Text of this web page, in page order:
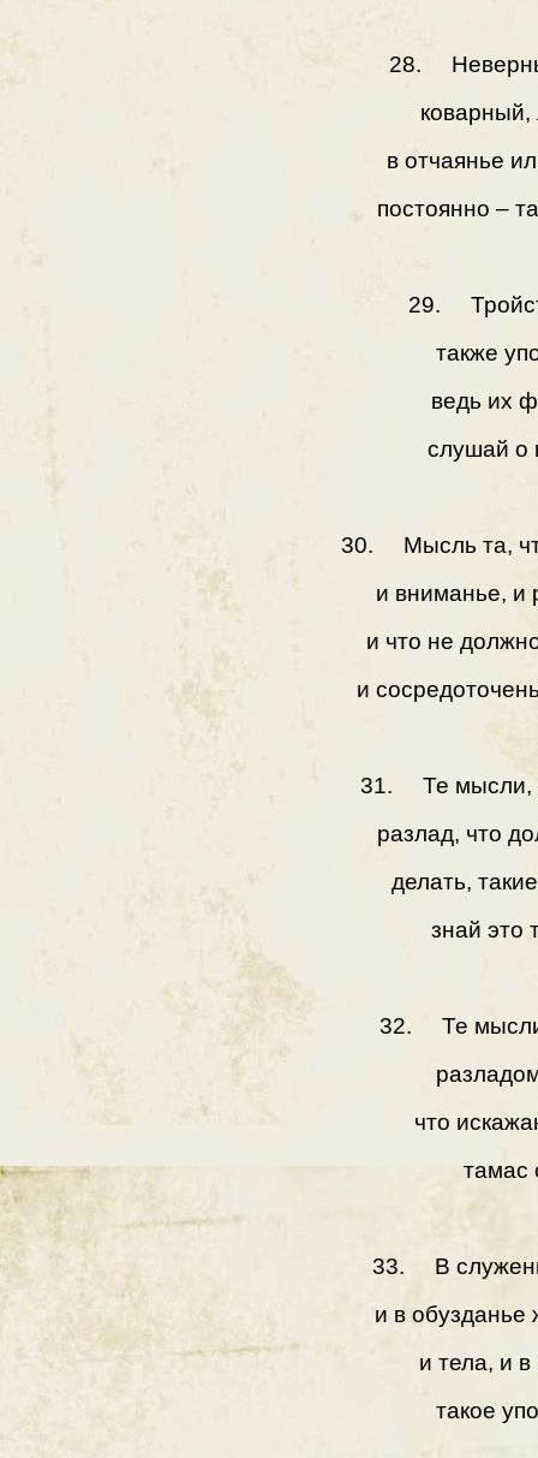
28.
в отчаянье
постоянно –
29.
также
ведь их
слушай о
30. Мысль та,
и вниманье, и
и что не
и
31. Те мысли,
разлад, что
делать,
знай это
32. Те мысли,
что
тамас
33. В
и в
и тела, и
такое